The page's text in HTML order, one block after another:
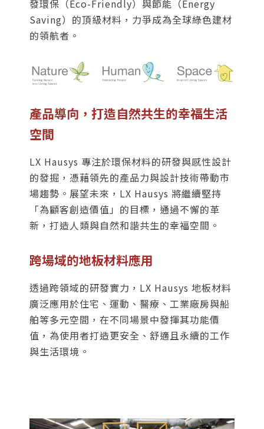
搜尋
ESG 碳足跡計算器
發環保（Eco-Friendly）與節能（Energy
Saving）的頂級材料，力爭成為全球綠色建材
的領航者。
產品導向，打造自然共生的幸福生活
空間
LX Hausys 專注於環保材料的研發與感性設計
的發掘，憑藉領先的產品力與設計技術帶動市
場趨勢。展望未來，LX Hausys 將繼續堅持
「為顧客創造價值」的目標，通過不懈的革
新，打造人類與自然和諧共生的幸福空間。
跨場域的地板材料應用
透過跨領域的研發實力，LX Hausys 地板材料
廣泛應用於住宅、運動、醫療、工業廠房與船
舶等多元空間，在不同場景中發揮其功能價
值，為使用者打造更安全、舒適且永續的工作
與生活環境。